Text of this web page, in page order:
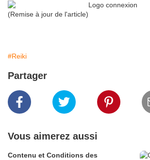
(Remise à jour de l'article)
#Reiki
Partager
Vous aimerez aussi
Contenu et Conditions des